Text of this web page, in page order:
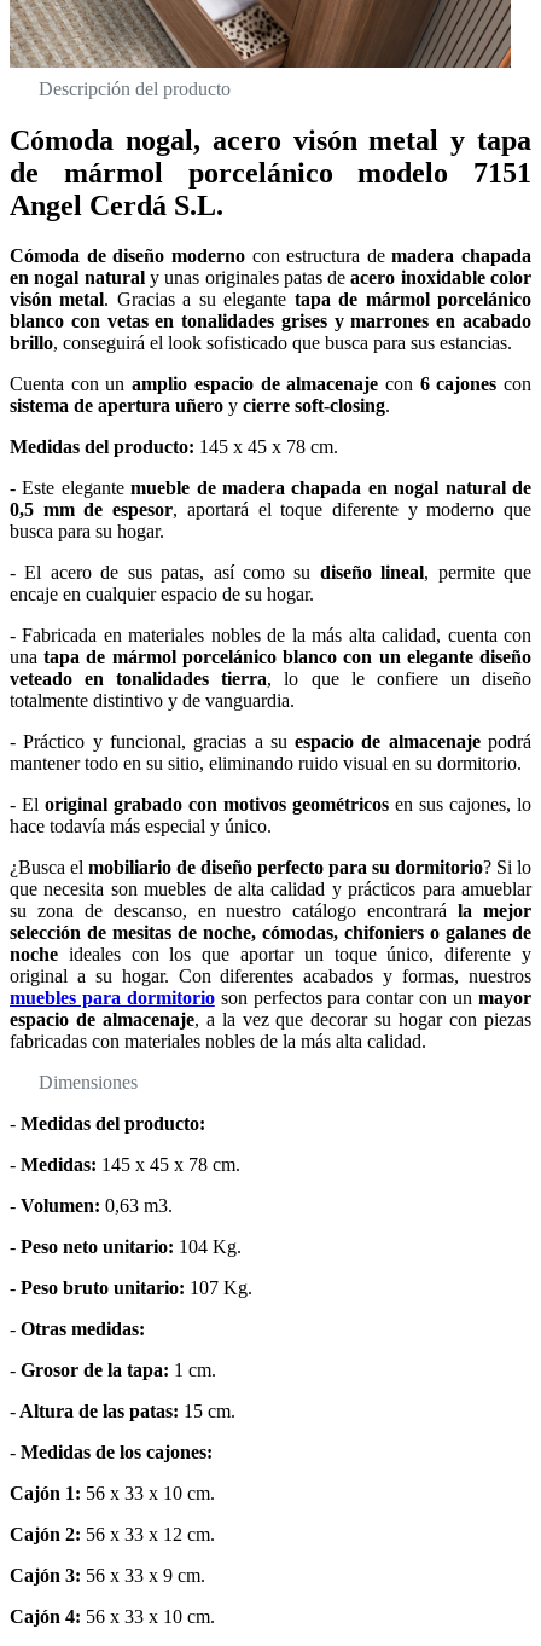
Descripción del producto
Cómoda nogal, acero visón metal y tapa
de mármol porcelánico modelo 7151
Angel Cerdá S.L.
Cómoda de diseño modernocon estructura demadera chapada
en nogal naturaly unas originales patas deacero inoxidable color
visón metal. Gracias a su elegante tapa de mármol porcelánico
blanco con vetas en tonalidades grises y marrones en acabado
brillo, conseguirá el look sofisticado que busca para sus estancias.
Cuenta con unamplio espacio de almacenaje con 6 cajones con
sistema de apertura uñero y cierre soft-closing.
Medidas del producto: 145 x 45 x 78 cm.
- Este elegantemueble de madera chapada en nogal natural de
0,5 mm de espesor, aportará el toque diferente y moderno que
busca para su hogar.
- El acero de sus patas, así como su diseño lineal, permite que
encaje en cualquier espacio de su hogar.
- Fabricada en materiales nobles de la más alta calidad, cuenta con
unatapa de mármol porcelánico blanco con un elegante diseño
veteado en tonalidades tierra, lo que le confiere un diseño
totalmente distintivo y de vanguardia.
- Práctico y funcional, gracias a suespacio de almacenajepodrá
mantener todo en su sitio, eliminando ruido visual en su dormitorio.
- El original grabado con motivos geométricos en sus cajones, lo
hace todavía más especial y único.
¿Busca el mobiliario de diseño perfecto para su dormitorio? Si lo
que necesita son muebles de alta calidad y prácticos para amueblar
su zona de descanso, en nuestro catálogo encontrarála mejor
selección de mesitas de noche, cómodas, chifoniers o galanes de
noche ideales con los que aportar un toque único, diferente y
original a su hogar. Con diferentes acabados y formas, nuestros
muebles para dormitorioson perfectos para contar con unmayor
espacio de almacenaje, a la vez que decorar su hogar con piezas
fabricadas con materiales nobles de la más alta calidad.
Dimensiones
- Medidas del producto:
- Medidas: 145 x 45 x 78 cm.
- Volumen: 0,63 m3.
- Peso neto unitario: 104 Kg.
- Peso bruto unitario: 107 Kg.
- Otras medidas:
- Grosor de la tapa: 1 cm.
-Altura de las patas: 15 cm.
- Medidas de los cajones:
Cajón 1: 56 x 33 x 10 cm.
Cajón 2: 56 x 33 x 12 cm.
Cajón 3: 56 x 33 x 9 cm.
Cajón 4: 56 x 33 x 10 cm.